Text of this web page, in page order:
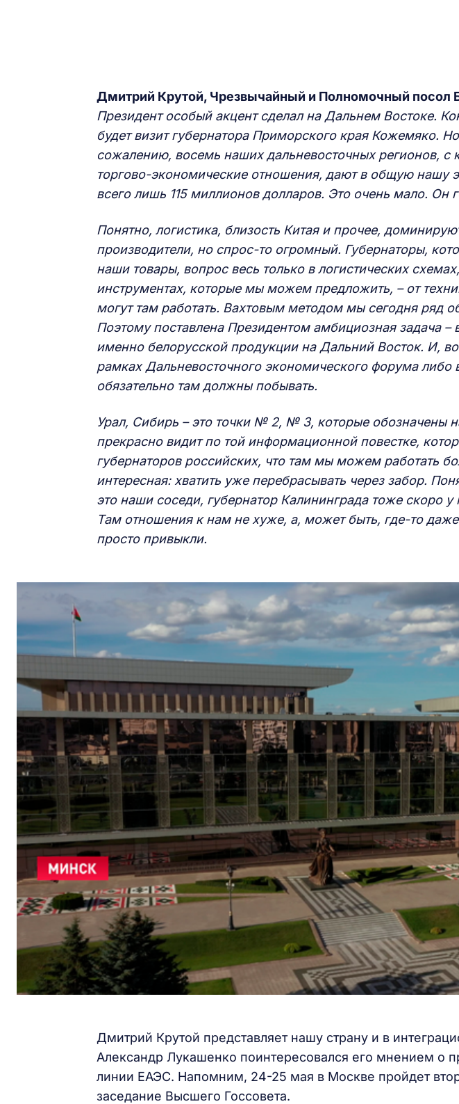
Дмитрий Крутой, Чрезвычайный и Полномочный посол
Президент особый акцент сделал на Дальнем Востоке.
будет визит губернатора Приморского края Кожемяко.
сожалению, восемь наших дальневосточных регионов, с
торгово-экономические отношения, дают в общую нашу
всего лишь 115 миллионов долларов. Это очень мало. Он
Понятно, логистика, близость Китая и прочее,
производители, но спрос-то огромный. Губернаторы,
наши товары, вопрос весь только в логистических
инструментах, которые мы можем предложить, – от
могут там работать. Вахтовым методом мы сегодня ряд
Поэтому поставлена Президентом амбициозная задача –
именно белорусской продукции на Дальний Восток. И,
рамках Дальневосточного экономического форума либо
обязательно там должны побывать.
Урал, Сибирь – это точки № 2, № 3, которые обозначены
прекрасно видит по той информационной повестке,
губернаторов российских, что там мы можем работать
интересная: хватить уже перебрасывать через забор.
это наши соседи, губернатор Калининграда тоже скоро
Там отношения к нам не хуже, а, может быть, где-то
просто привыкли.
Дмитрий Крутой представляет нашу страну и в
Александр Лукашенко поинтересовался его мнением о
линии ЕАЭС. Напомним, 24-25 мая в Москве пройдет
заседание Высшего Госсовета.